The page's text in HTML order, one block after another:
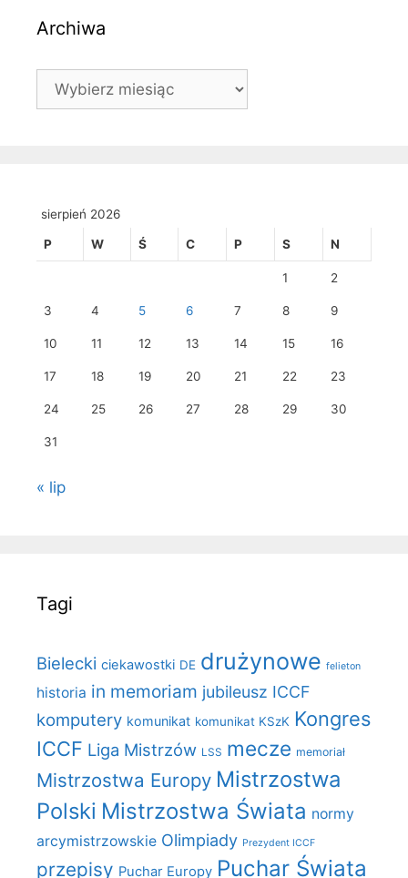
Archiwa
Archiwa
sierpień 2026
P W Ś C P S N
1 2
3 4 5 6 7 8 9
10 11 12 13 14 15 16
17 18 19 20 21 22 23
24 25 26 27 28 29 30
31
« lip
Tagi
Bielecki ciekawostki DE drużynowe felieton
historia in memoriam jubileusz ICCF
komputery komunikat komunikat KSzK Kongres
ICCF Liga Mistrzów LSS mecze memoriał
Mistrzostwa Europy Mistrzostwa
Polski Mistrzostwa Świata normy
arcymistrzowskie Olimpiady Prezydent ICCF
przepisy Puchar Europy Puchar Świata